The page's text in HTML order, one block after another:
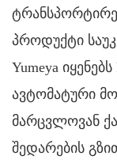
პროდუქტი
Yumeya
ავტომატური
მარცვლოვან
შედარების